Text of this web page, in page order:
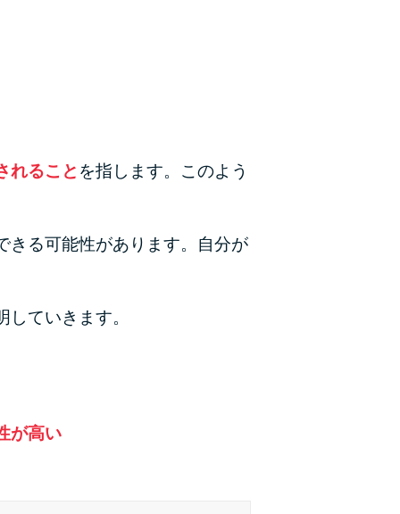
集ページ
最速！最短40分で借りられるカードローン
銀行カードローンを選ぶべき4つの理由
れること を指します。このよう
きる可能性があります。自分が
ていきます。
が高い